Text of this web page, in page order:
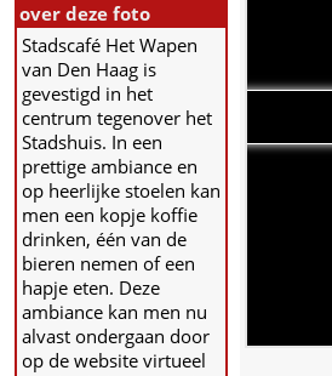
over deze foto
Stadscafé Het Wapen
van Den Haag is
gevestigd in het
centrum tegenover het
Stadshuis. In een
prettige ambiance en
op heerlijke stoelen kan
men een kopje koffie
drinken, één van de
bieren nemen of een
hapje eten. Deze
ambiance kan men nu
alvast ondergaan door
op de website virtueel